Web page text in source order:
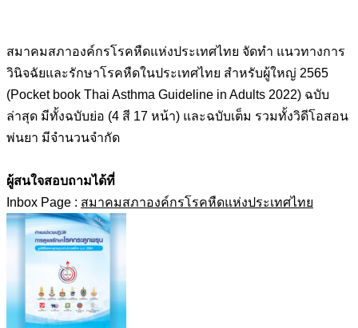
สมาคมสภาองค์กรโรคหืดแห่งประเทศไทย จัดทำ แนวทางการ
วินิจฉัยและรักษาโรคหืดในประเทศไทย สำหรับผู้ใหญ่ 2565
(Pocket book Thai Asthma Guideline in Adults 2022) ฉบับ
ล่าสุด มีทั้งฉบับย่อ (4 สี 17 หน้า) และฉบับเต็ม รวมทั้งวิดีโอสอน
พ่นยา มีจำนวนจำกัด
ผู้สนใจสอบถามได้ที่
Inbox Page : สมาคมสภาองค์กรโรคหืดแห่งประเทศไทย